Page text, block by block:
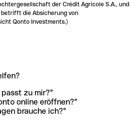
der Crédit Agricole S.A., und
betrifft die Absicherung von
Qonto Investments.)
zu mir?"
online eröffnen?"
brauche ich?"